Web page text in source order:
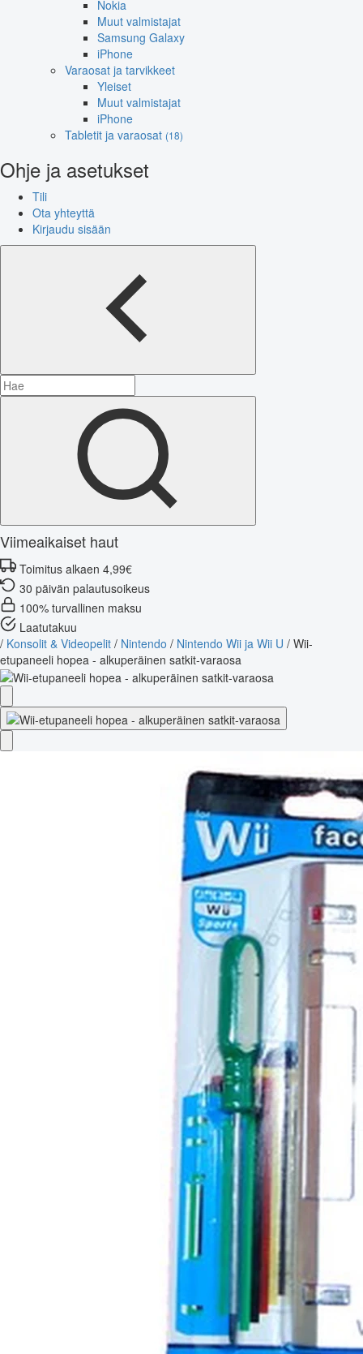
Nokia
Muut valmistajat
Samsung Galaxy
iPhone
Varaosat ja tarvikkeet
Yleiset
Muut valmistajat
iPhone
Tabletit ja varaosat (18)
Ohje ja asetukset
Tili
Ota yhteyttä
Kirjaudu sisään
Viimeaikaiset haut
Toimitus alkaen 4,99€
30 päivän palautusoikeus
100% turvallinen maksu
Laatutakuu
/ Konsolit & Videopelit / Nintendo / Nintendo Wii ja Wii U / Wii-
etupaneeli hopea - alkuperäinen satkit-varaosa